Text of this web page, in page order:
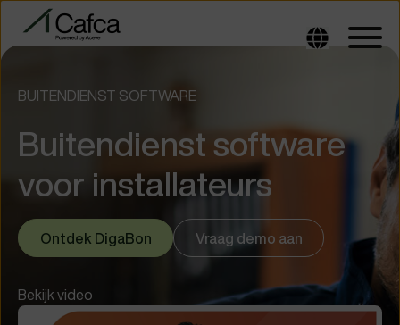
BUITENDIENST SOFTWARE
Buitendienst software
voor installateurs
Ontdek DigaBon Vraag demo aan
Bekijk video